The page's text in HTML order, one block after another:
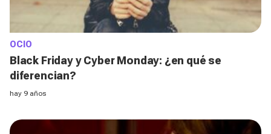
OCIO
Black Friday y Cyber Monday: ¿en qué se
diferencian?
hay 9 años